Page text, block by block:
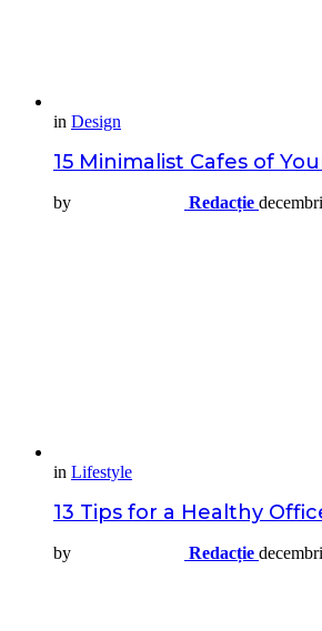
in Design
15 Minimalist Cafes of
by Redacție
in Lifestyle
13 Tips for a Healthy
by Redacție